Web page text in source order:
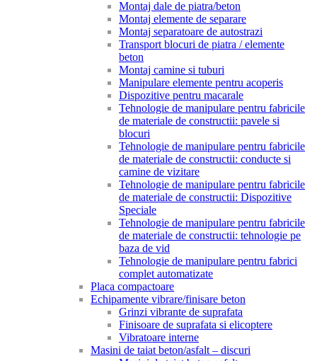
Montaj dale de piatra/beton
Montaj elemente de separare
Montaj separatoare de autostrazi
Transport blocuri de piatra / elemente
beton
Montaj camine si tuburi
Manipulare elemente pentru acoperis
Dispozitive pentru macarale
Tehnologie de manipulare pentru fabricile
de materiale de constructii: pavele si
blocuri
Tehnologie de manipulare pentru fabricile
de materiale de constructii: conducte si
camine de vizitare
Tehnologie de manipulare pentru fabricile
de materiale de constructii: Dispozitive
Speciale
Tehnologie de manipulare pentru fabricile
de materiale de constructii: tehnologie pe
baza de vid
Tehnologie de manipulare pentru fabrici
complet automatizate
Placa compactoare
Echipamente vibrare/finisare beton
Grinzi vibrante de suprafata
Finisoare de suprafata si elicoptere
Vibratoare interne
Masini de taiat beton/asfalt – discuri